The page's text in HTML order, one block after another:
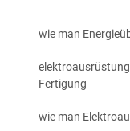
wie man
Fertigung
wie man